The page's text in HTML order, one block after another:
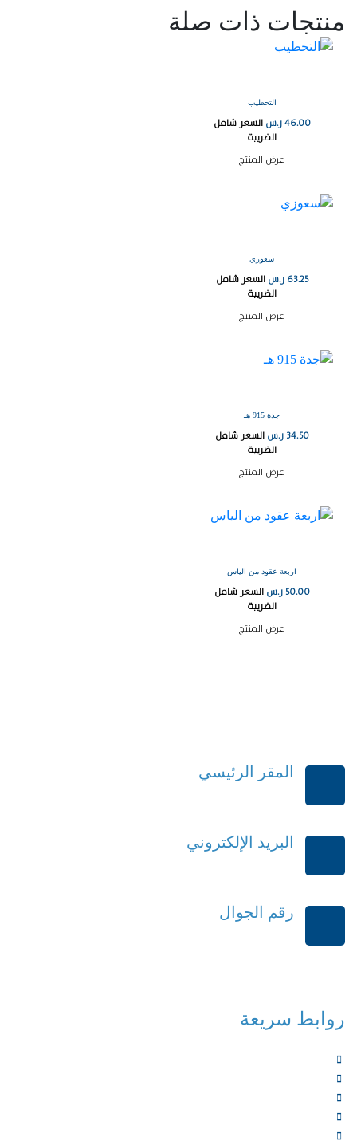
منتجات ذات صلة
التحطيب
46.00 ر.س السعر شامل
الضريبة
عرض المنتج
سعوزي
63.25 ر.س السعر شامل
الضريبة
عرض المنتج
جدة 915 هـ
34.50 ر.س السعر شامل
الضريبة
عرض المنتج
اربعة عقود من الياس
50.00 ر.س السعر شامل
الضريبة
عرض المنتج
المقر الرئيسي
البريد الإلكتروني
رقم الجوال
روابط سريعة